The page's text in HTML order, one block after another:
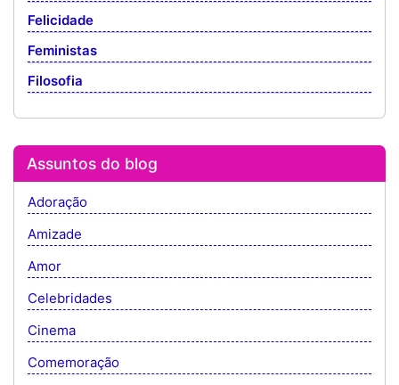
Felicidade
Feministas
Filosofia
Assuntos do blog
Adoração
Amizade
Amor
Celebridades
Cinema
Comemoração